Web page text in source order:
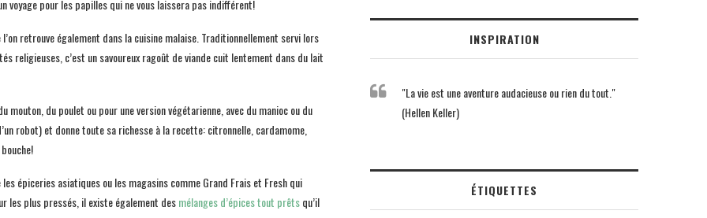
voyage pour les papilles qui ne vous laissera pas indifférent!
retrouve également dans la cuisine malaise. Traditionnellement servi lors
religieuses, c’est un savoureux ragoût de viande cuit lentement dans du lait
du poulet ou pour une version végétarienne, avec du manioc ou du
robot) et donne toute sa richesse à la recette: citronnelle, cardamome,
épiceries asiatiques ou les magasins comme Grand Frais et Fresh qui
les plus pressés, il existe également desmélanges d’épices tout prêtsqu’il
INSPIRATION
"La vie est une aventure audacieuse ou rien du tout."
(Hellen Keller)
ÉTIQUETTES